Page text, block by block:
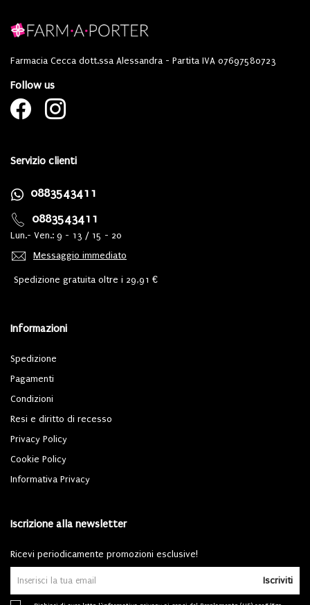
Farmacia Cecca dott.ssa Alessandra - Partita IVA 07697580723
Follow us
Servizio clienti
0883543411
0883543411
Lun.- Ven.: 9 - 13 / 15 - 20
Messaggio immediato
Spedizione gratuita oltre i 29,91 €
Informazioni
Spedizione
Pagamenti
Condizioni
Resi e diritto di recesso
Privacy Policy
Cookie Policy
Informativa Privacy
Iscrizione alla newsletter
Ricevi periodicamente promozioni esclusive!
Iscriviti